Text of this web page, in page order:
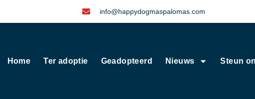
info@happydogmaspalomas.com
Home Ter adoptie Geadopteerd Nieuws Steun